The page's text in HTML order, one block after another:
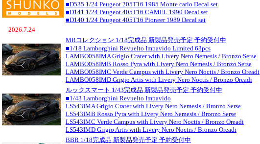
■D535 1/24 Peugeot 205T16 1985 Monte carlo Decal set
■D141 1/24 Peugeot 405T16 CAMEL 1990 Decal set
■D140 1/24 Peugeot 405T16 Pioneer 1989 Decal set
2026.7.24
MRコレクション 1/18完成品 新製品発売予定 予約受付中
■1/18 Lamborghini Revuelto Impavido Limited 63pcs
LAMBO058IMA Grigio Crater with Livery Nero Nemesis / Bronzo Serse
LAMBO058IMB Rosso Pyra with Livery Nero Nemesis / Bronzo Serse
LAMBO058IMC Verde Campus with Livery Nero Noctis / Bronzo Oreadi
LAMBO058IMD Grigio Artis with Livery Nero Noctis / Bronzo Oreadi
ルックスマート 1/43完成品 新製品発売予定 予約受付中
■1/43 Lamborghini Revuelto Impavido
LS543IMA Grigio Crater with Livery Nero Nemesis / Bronzo Serse
LS543IMB Rosso Pyra with Livery Nero Nemesis / Bronzo Serse
LS543IMC Verde Campus with Livery Nero Noctis / Bronzo Oreadi
LS543IMD Grigio Artis with Livery Nero Noctis / Bronzo Oreadi
BBR 1/18完成品 新製品発売予定 予約受付中